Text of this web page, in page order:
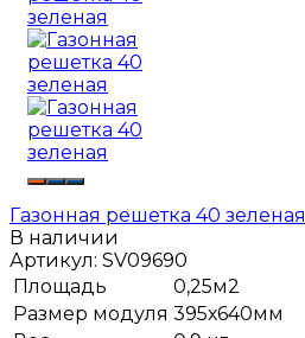
Газонная решетка 40 зеленая
В наличии
Артикул: SV09690
Площадь
0,25м2
Размер модуля 395х640мм